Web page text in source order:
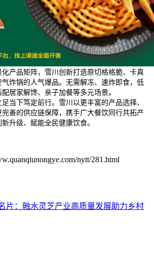
产品矩阵，雪川创新打造原切格格脆、卡真
炸锅的人气爆品。无需解冻、速炸即食，低
居家解馋、亲子加餐等多元场景。
当下笃定前行。雪川以更丰富的产品选择、
善的供应链保障，携手广大餐饮同行共拓产
升级、赋能全民健康饮食。
nytt/281.html
片：融水灵芝产业高质量发展助力乡村